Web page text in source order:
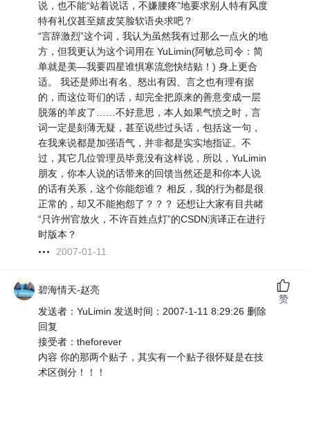
说，也不能“站着说话，不嫌腰疼”地要求别人特有风度
特有礼仪甚至嬉皮笑脸软语央求吧？
“言辞激烈”这个词，我认为虽然我有过那么一点火的地
方，但我更认为这个词用在 YuLimin(阿敏总司令：简
单就是美—我要四星谁惧寒流您快结贴！) 身上更合
适。 我还是师出有名、怒出有因、言之也有理有据
的，而这位哥们的话，却完全把原来的善意变成一层
脱落的羊皮了……不好意思，本人如果气愤之时，言
词一定是刻薄无疑，甚至说些过头话，包括这一句，
在我来说都是加强语气，并非都是实实地指证。不
过，其它几位管理员毕竟没有这样说，所以，YuLimin
朋友，你本人说的话带来的回馈当然还是和你本人说
的话有关系，这个你能怨谁？ 相反，我的行为都是很
正常的，却又不能抱怨了？？？ 还想让大家有目共睹
“只许州官放火，不许百姓点灯”的CSDN演译正在进行
时版本？
2007-01-11
碧海情天-赵亮
发送者：YuLimin 发送时间：2007-1-11 8:29:26 删除
回复
接受者：theforever
内容 你的那两个贴子，其实有一个贴子很怀疑是在技
术区倒分！！！
赞